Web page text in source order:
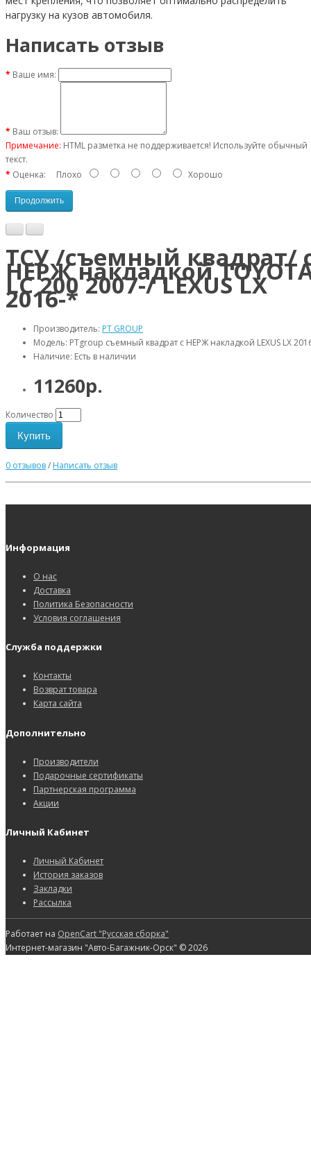
нагрузку на кузов автомобиля.
Написать отзыв
Ваше имя:
Ваш отзыв:
Примечание: HTML разметка не поддерживается! Используйте обычный
текст.
Оценка: Плохо Хорошо
Продолжить
ТСУ /съемный квадрат/
НЕРЖ накладкой
LC 200 2007-/ LEXUS LX
2016-*
Производитель: PT GROUP
Модель: PTgroup съемный квадрат с НЕРЖ накладкой LEXUS LX
Наличие: Есть в наличии
11260р.
Количество
Купить
0 отзывов/ Написать отзыв
Информация
О нас
Доставка
Политика Безопасности
Условия соглашения
Служба поддержки
Контакты
Возврат товара
Карта сайта
Дополнительно
Производители
Подарочные сертификаты
Партнерская программа
Акции
Личный Кабинет
Личный Кабинет
История заказов
Закладки
Рассылка
Работает на OpenCart "Русская сборка"
Интернет-магазин "Авто-Багажник-Орск" © 2026